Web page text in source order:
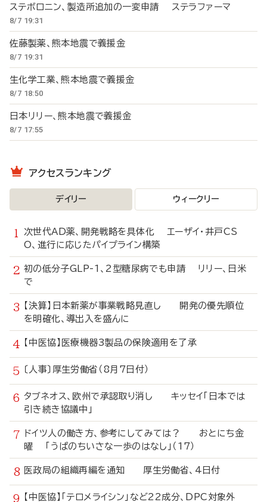
ステボロニン、製造所追加の一変申請 ステラファーマ
8/7 19:31
佐藤製薬、熊本地震で義援金
8/7 19:31
生化学工業、熊本地震で義援金
8/7 18:50
日本リリー、熊本地震で義援金
8/7 17:55
アクセスランキング
デイリー ウィークリー
次世代AD薬、開発戦略を具体化 エーザイ・井戸CS
O、進行に応じたパイプライン構築
初の低分子GLP-1、2型糖尿病でも申請 リリー、日米
で
【決算】日本新薬が事業戦略見直し 開発の優先順位
を明確化、導出入を盛んに
【中医協】医療機器3製品の保険適用を了承
〔人事〕厚生労働省（8月7日付）
タブネオス、欧州で承認取り消し キッセイ「日本では
引き続き協議中」
ドイツ人の働き方、参考にしてみては？ おとにち金
曜 「うぱのちいさな一歩のはなし」（17）
医政局の組織再編を通知 厚生労働省、4日付
【中医協】「テロメライシン」など22成分、DPC対象外